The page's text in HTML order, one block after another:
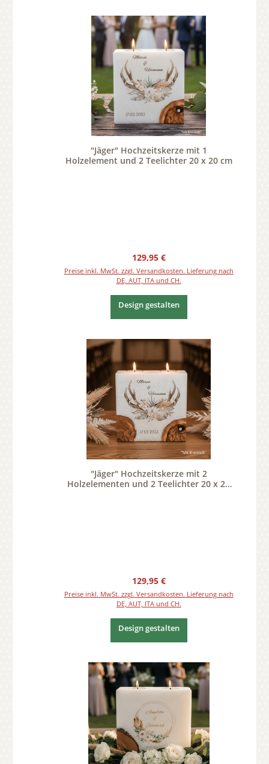
"Jäger" Hochzeitskerze mit 1
Holzelement und 2 Teelichter 20 x 20 cm
Regulärer Preis:
129,95 €
Preise inkl. MwSt. zzgl. Versandkosten. Lieferung nach
DE, AUT, ITA und CH.
Design gestalten
"Jäger" Hochzeitskerze mit 2
Holzelementen und 2 Teelichter 20 x 20
Regulärer Preis:
129,95 €
Preise inkl. MwSt. zzgl. Versandkosten. Lieferung nach
DE, AUT, ITA und CH.
Design gestalten